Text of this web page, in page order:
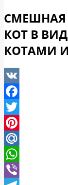
КОТ В
КОТАМИ
VK
Facebook
Twitter
Pinterest
Mail.Ru
WhatsApp